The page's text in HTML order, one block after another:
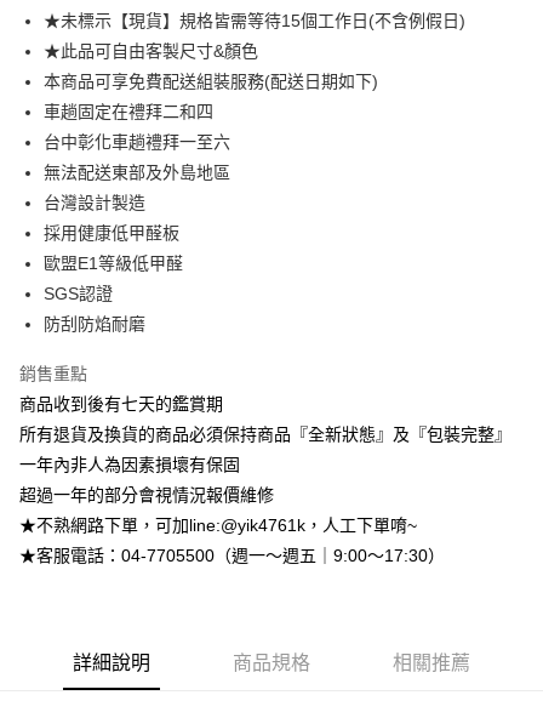
華南商業銀行
彰化商業銀行
上海商業儲蓄銀行
國泰世華商業銀行
兆豐國際商業銀行
臺灣中小企業銀行
匯豐（台灣）商業銀行
聯邦商業銀行
元大商業銀行
玉山商業銀行
台新國際商業銀行
台灣樂天信用卡公司
華南商業銀行
上海商業儲蓄銀行
台北富邦商業銀行
國泰世華商業銀行
臺灣中小企業銀行
匯豐（台灣）商業銀行
聯邦商業銀行
元大商業銀行
玉山商業銀行
台新國際商業銀行
台灣樂天信用卡公司
LINE Pay
Apple Pay
街口支付
悠遊付
Google Pay
大哥付你分期
相關說明
【大哥付你分期使用說明】
2.付款方式選擇「大哥付你分期」，訂單成立後會自動跳轉到大哥付的交易
流程，驗證手機門號後，選擇欲分期的期數、繳款截止日，確認付款後即完
成交易。
3.實際核准額度、可分期數及費用金額請依後續交易確認頁面所載為準。
4.訂單成立30分鐘內，如未前往確認交易或遇審核未通過，訂單將自動取
法說明評估內容。
【繳款方式說明】
1.分期款項不併入電信帳單，「大哥付你分期」於每月結算日後寄送繳費提
醒簡訊。
【注意事項】
1.本服務係由「台灣大哥大股份有限公司」（以下簡稱本公司）所提供，讓
相關說明
【關於「AFTEE先享後付」】
AFTEE先享後付是「在收到商品之後才付款」的支付方式。 讓您購物簡單
便利好安心！
１．簡單：不需註冊會員、不需綁卡、不需儲值。
２．便利：只要手機號碼，簡訊認證，即可結帳。
【「AFTEE先享後付」結帳流程】
ATM／網路銀行／等多元方式進行付款，方視為交易完成。
※ 請注意：結帳手續完成當下不需立刻繳費，但若您需要取消訂單，請聯絡
運送方式
➤一般商品『宅配寄送』：1.車趟為週一至六 2.無組裝，只送至一
樓 3.購買大型家具，可一同配送組裝
法指定當天抵達時段，白天至晚上皆可能
每筆NT$3,000，滿NT$1(含以上)免運費
★未標示【現貨】規格皆需等待15個工作日(不含例假日)
★此品可自由客製尺寸&顏色
本商品可享免費配送組裝服務(配送日期如下)
車趟固定在禮拜二和四
台中彰化車趟禮拜一至六
無法配送東部及外島地區
台灣設計製造
採用健康低甲醛板
歐盟E1等級低甲醛
SGS認證
防刮防焰耐磨
銷售重點
商品收到後有七天的鑑賞期
所有退貨及換貨的商品必須保持商品『全新狀態』及『包裝完整』
一年內非人為因素損壞有保固
超過一年的部分會視情況報價維修
★不熟網路下單，可加line:@yik4761k，人工下單唷~
★客服電話：04-7705500（週一～週五｜9:00～17:30）
詳細說明 商品規格 相關推薦